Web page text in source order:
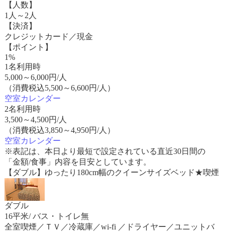
【人数】
1人～2人
【決済】
クレジットカード／現金
【ポイント】
1%
1名利用時
5,000～6,000円/人
（消費税込5,500～6,600円/人）
空室カレンダー
2名利用時
3,500～4,500円/人
（消費税込3,850～4,950円/人）
空室カレンダー
※表記は、本日より最短で設定されている直近30日間の
「金額/食事」内容を目安としています。
【ダブル】ゆったり180cm幅のクイーンサイズベッド★喫煙
ダブル
16平米/ バス・トイレ無
全室喫煙／ＴＶ／冷蔵庫／wi-fi ／ドライヤー／ユニットバ